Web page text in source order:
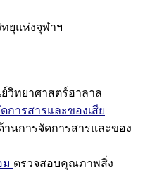
ยุแห่งจุฬาฯ
วิทยาศาสตร์ฮาลาล
การสารและของเสีย
านการจัดการสารและของ
ม ตรวจสอบคุณภาพสิ่ง